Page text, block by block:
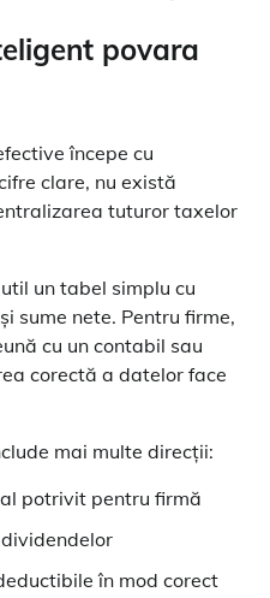
povara
începe cu
clare, nu există
tuturor taxelor
un tabel simplu cu
sume nete. Pentru firme,
cu un contabil sau
corectă a datelor face
mai multe direcții:
potrivit pentru firmă
în mod corect